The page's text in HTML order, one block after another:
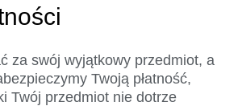
za swój wyjątkowy przedmiot, a
Twoją płatność,
Twój przedmiot nie dotrze